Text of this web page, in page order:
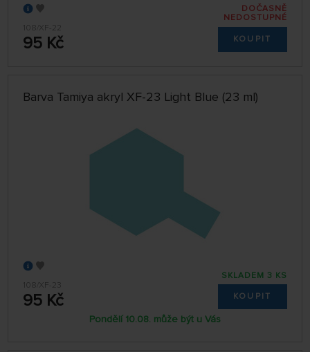
108/XF-22
95 Kč
DOČASNĚ
NEDOSTUPNÉ
KOUPIT
Barva Tamiya akryl XF-23 Light Blue (23 ml)
108/XF-23
95 Kč
SKLADEM 3 KS
KOUPIT
Pondělí 10.08. může být u Vás